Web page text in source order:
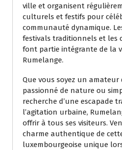
ville et organisent
culturels et festifs pour
communauté dynamique.
festivals traditionnels et les
font partie intégrante de la
Rumelange.
Que vous soyez un amateur
passionné de nature ou
recherche d’une escapade
l’agitation urbaine,
offrir à tous ses visiteurs.
charme authentique de
luxembourgeoise unique